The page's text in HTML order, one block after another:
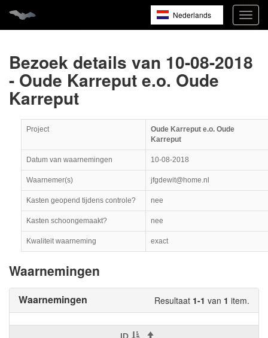
Nederlands
Bezoek details van 10-08-2018
- Oude Karreput e.o. Oude
Karreput
Project
Oude Karreput e.o. Oude
Karreput
Datum van waarnemingen 10-08-2018
Waarnemer(s) jfgdewit@home.nl
Kasten geopend tijdens controle? nee
Kasten schoongemaakt? nee
Kwaliteit waarneming exact
Waarnemingen
Resultaat 1-1 van 1 item.
Waarnemingen